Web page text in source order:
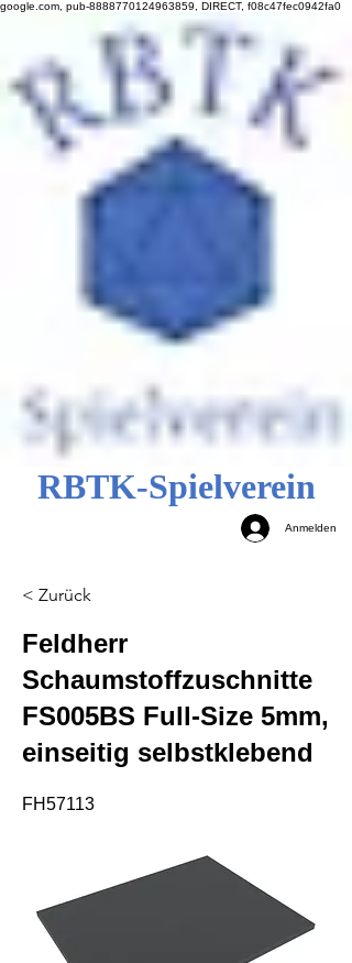
google.com, pub-8888770124963859, DIRECT, f08c47fec0942fa0
RBTK-Spielverein
Anmelden
< Zurück
Feldherr
Schaumstoffzuschnitte
FS005BS Full-Size 5mm,
einseitig selbstklebend
FH57113